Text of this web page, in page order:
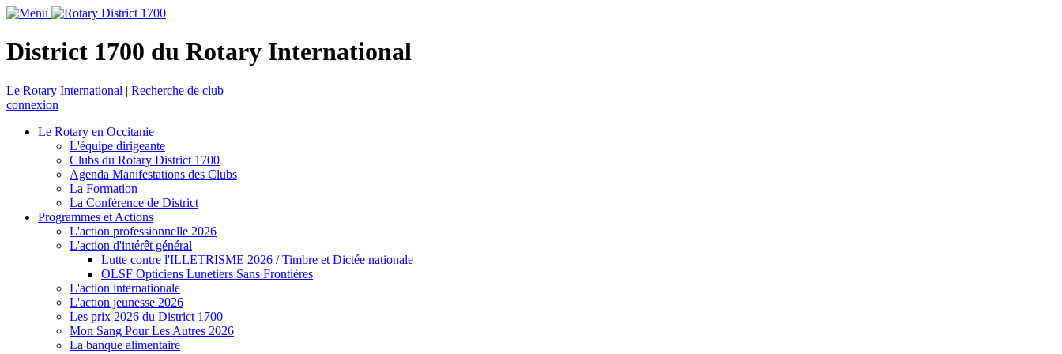
District 1700 du Rotary International
Le Rotary International | Recherche de club
connexion
Le Rotary en Occitanie
L'équipe dirigeante
Clubs du Rotary District 1700
Agenda Manifestations des Clubs
La Formation
La Conférence de District
Programmes et Actions
L'action professionnelle 2026
L'action d'intérêt général
Lutte contre l'ILLETRISME 2026 / Timbre et Dictée nationale
OLSF Opticiens Lunetiers Sans Frontières
L'action internationale
L'action jeunesse 2026
Les prix 2026 du District 1700
Mon Sang Pour Les Autres 2026
La banque alimentaire